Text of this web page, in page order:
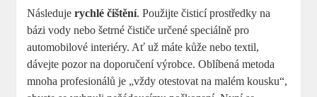
Následujerychlé čištění. Použijte čisticí prostředky na
bázi vody nebo šetrné čističe určené speciálně pro
automobilové interiéry. Ať už máte kůže nebo textil,
dávejte pozor na doporučení výrobce. Oblíbená metoda
mnoha profesionálů je „vždy otestovat na malém kousku“,